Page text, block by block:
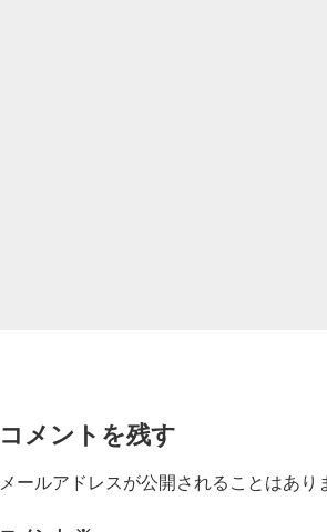
コメントを残す
メールアドレスが公開されることはあり